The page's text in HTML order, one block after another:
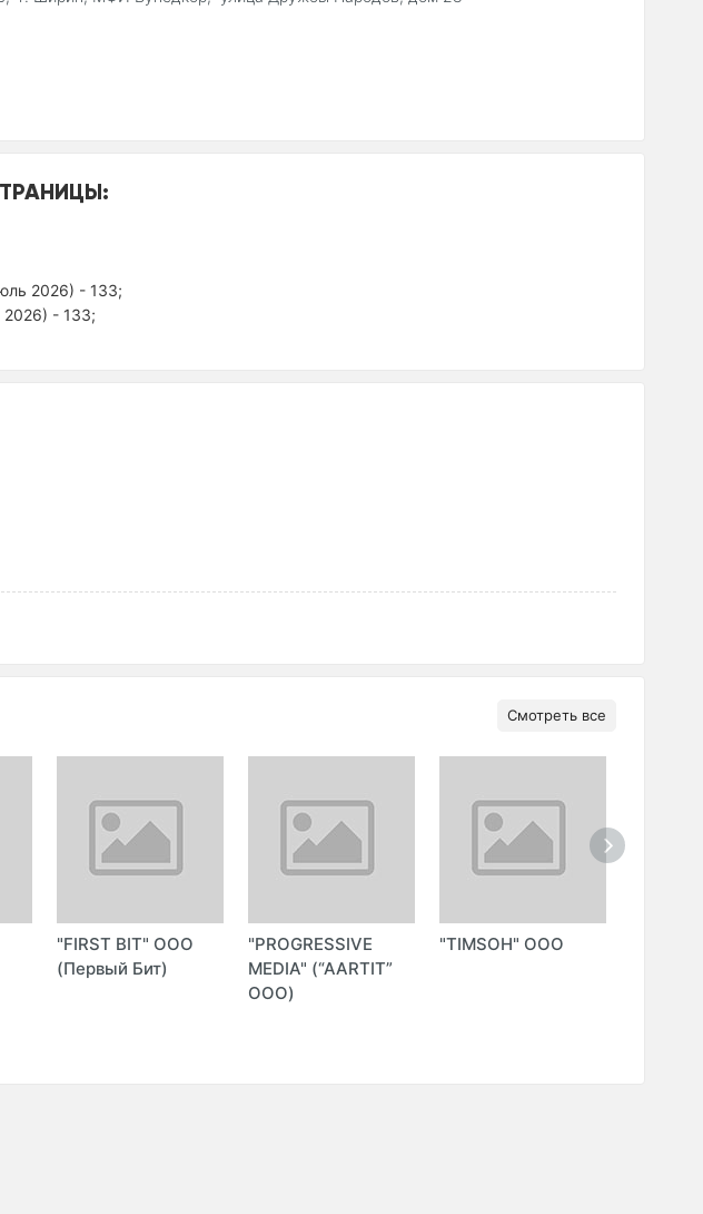
2026) - 133;
2026) - 133;
Смотреть все
"FIRST BIT" ООО
(Первый Бит)
"PROGRESSIVE
MEDIA" (“AARTIT”
ООО)
"TIMSOH" ООО